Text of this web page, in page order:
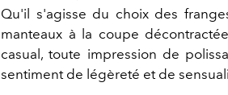
Qu'il s'agisse du choix des
manteaux à la coupe
casual, toute impression de
sentiment de légèreté et de